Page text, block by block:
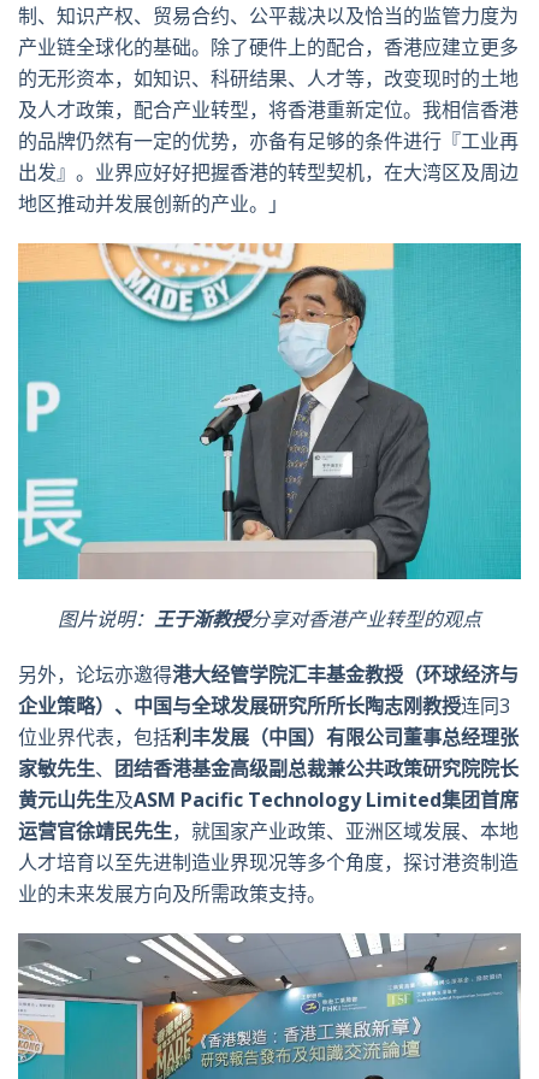
制、知识产权、贸易合约、公平裁决以及恰当的监管力度为
产业链全球化的基础。除了硬件上的配合，香港应建立更多
的无形资本，如知识、科研结果、人才等，改变现时的土地
及人才政策，配合产业转型，将香港重新定位。我相信香港
的品牌仍然有一定的优势，亦备有足够的条件进行『工业再
出发』。业界应好好把握香港的转型契机，在大湾区及周边
地区推动并发展创新的产业。」
图片说明： 王于渐教授分享对香港产业转型的观点
另外，论坛亦邀得港大经管学院汇丰基金教授（环球经济与
企业策略）、 中国与全球发展研究所所长陶志刚教授连同3
位业界代表，包括利丰发展（中国）有限公司董事总经理张
家敏先生、 团结香港基金高级副总裁兼公共政策研究院院长
黄元山先生及ASM Pacific Technology Limited集团首席
运营官徐靖民先生，就国家产业政策、亚洲区域发展、本地
人才培育以至先进制造业界现况等多个角度，探讨港资制造
业的未来发展方向及所需政策支持。